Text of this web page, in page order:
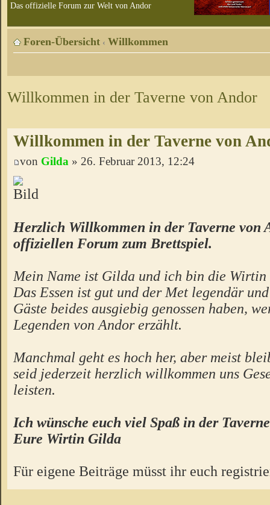
Das offizielle Forum zur Welt von Andor
Foren-Übersicht ‹ Willkommen
Willkommen in der Taverne von Andor
Willkommen in der Taverne von
von Gilda » 26. Februar 2013, 12:24
Herzlich Willkommen in der Taverne von
offiziellen Forum zum Brettspiel.
Mein Name ist Gilda und ich bin die Wirtin
Das Essen ist gut und der Met legendär
Gäste beides ausgiebig genossen haben,
Legenden von Andor erzählt.
Manchmal geht es hoch her, aber meist
seid jederzeit herzlich willkommen uns
leisten.
Ich wünsche euch viel Spaß in der
Eure Wirtin Gilda
Für eigene Beiträge müsst ihr euch